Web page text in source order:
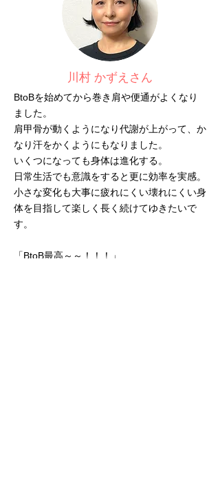
川村 かずえさん
BtoBを始めてから巻き肩や便通がよくなり
ました。
肩甲骨が動くようになり代謝が上がって、か
なり汗をかくようにもなりました。
いくつになっても身体は進化する。
日常生活でも意識をすると更に効率を実感。
小さな変化も大事に疲れにくい壊れにくい身
体を目指して楽しく長く続けてゆきたいで
す。
​「BtoB最高～～！！！」